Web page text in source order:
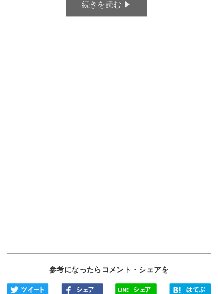
続きを読む ▶︎
参考になったらコメント・シェアを